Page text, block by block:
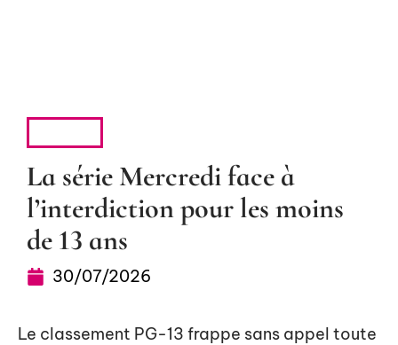
La série Mercredi face à
l’interdiction pour les moins
de 13 ans
30/07/2026
Le classement PG-13 frappe sans appel toute